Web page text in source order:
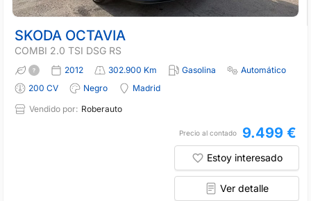
SKODA OCTAVIA
COMBI 2.0 TSI DSG RS
2012 302.900 Km Gasolina
Automático
200 CV
Negro
Madrid
Vendido por: Roberauto
Precio al contado 9.499 €
Estoy interesado
Ver detalle